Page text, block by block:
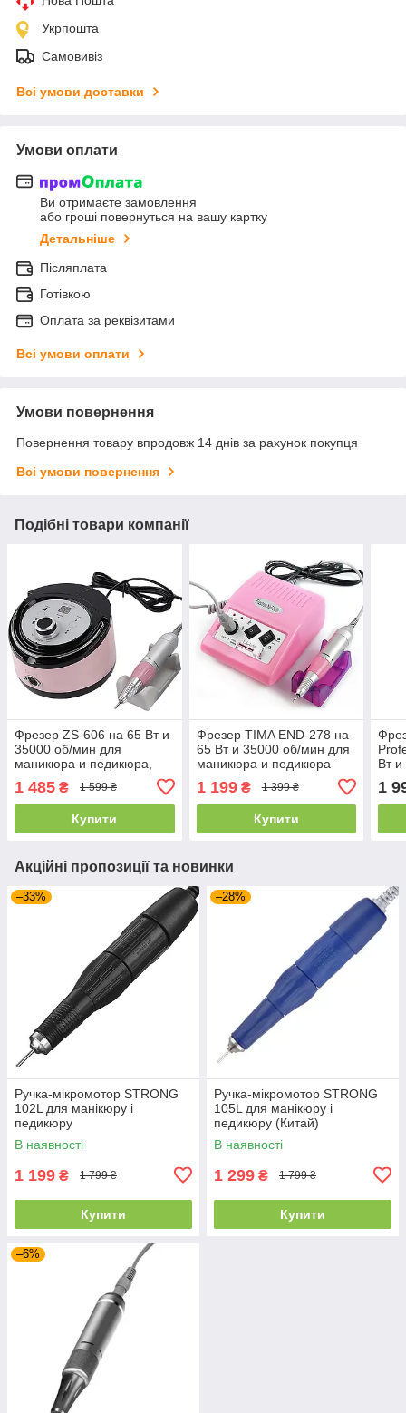
Укрпошта
Самовивіз
Всі умови доставки
Умови оплати
Ви отримаєте замовлення
або гроші повернуться на вашу картку
Детальніше
Післяплата
Готівкою
Оплата за реквізитами
Всі умови оплати
Умови повернення
Повернення товару впродовж 14 днів за рахунок покупця
Всі умови повернення
Подібні товари компанії
Фрезер ZS-606 на 65 Вт и
35000 об/мин для
маникюра и педикюра,
1 485 ₴ 1 599 ₴
Купити
Фрезер TIMA END-278 на
65 Вт и 35000 об/мин для
маникюра и педикюра
1 199₴ 1 399 ₴
Купити
Вт
1
Акційні пропозиції та новинки
–33%
Ручка-мікромотор STRONG
102L для манікюру і
педикюру
В наявності
1 199 ₴ 1 799 ₴
Купити
–28%
Ручка-мікромотор STRONG
105L для манікюру і
педикюру (Китай)
В наявності
1 299 ₴ 1 799 ₴
Купити
–6%